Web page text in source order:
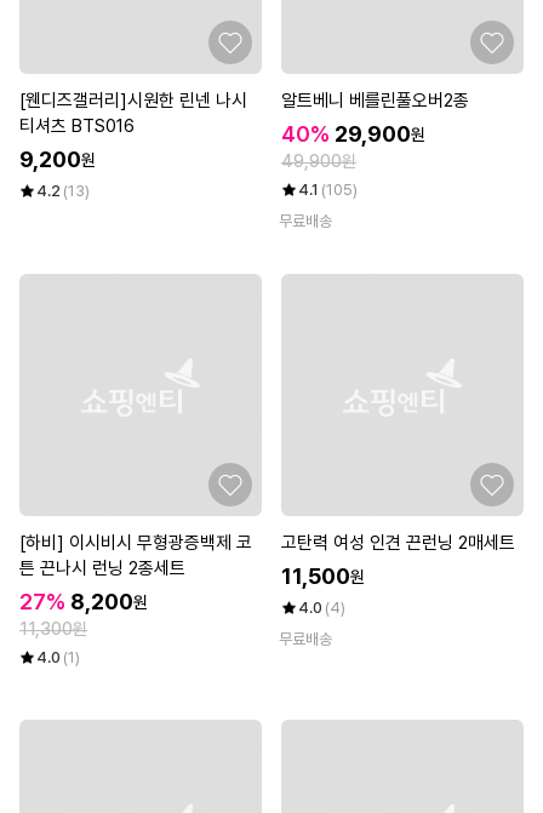
[웬디즈갤러리]시원한 린넨 나시
티셔츠 BTS016
9,200원
4.2 (13)
알트베니 베를린풀오버2종
40% 29,900원
49,900원
4.1 (105)
무료배송
[하비] 이시비시 무형광증백제 코
튼 끈나시 런닝 2종세트
27% 8,200원
11,300원
4.0 (1)
고탄력 여성 인견 끈런닝 2매세트
11,500원
4.0 (4)
무료배송